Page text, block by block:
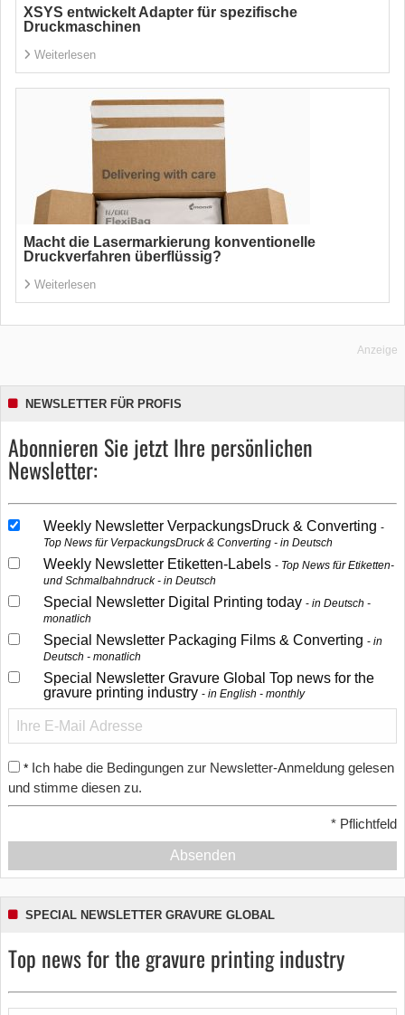
XSYS entwickelt Adapter für spezifische
Druckmaschinen
Weiterlesen
Macht die Lasermarkierung konventionelle
Druckverfahren überflüssig?
Weiterlesen
Anzeige
NEWSLETTER FÜR PROFIS
Abonnieren Sie jetzt Ihre persönlichen
Newsletter:
Weekly Newsletter VerpackungsDruck & Converting
Top News für VerpackungsDruck & Converting - in Deutsch
Weekly Newsletter Etiketten-Labels
Top News für Etiketten-
und Schmalbahndruck - in Deutsch
Special Newsletter Digital Printing today
in Deutsch -
monatlich
Special Newsletter Packaging Films & Converting
in
Deutsch - monatlich
Special Newsletter Gravure Global Top news for the
gravure printing industry
in English - monthly
* Ich habe die Bedingungen zur Newsletter-Anmeldung gelesen
und stimme diesen zu.
* Pflichtfeld
Absenden
SPECIAL NEWSLETTER GRAVURE GLOBAL
Top news for the gravure printing industry